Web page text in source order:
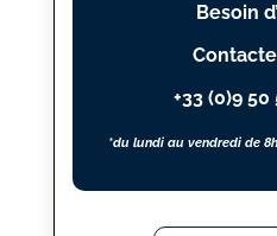
Besoin
+33 (0)9 50
*du lundi au vendredi de